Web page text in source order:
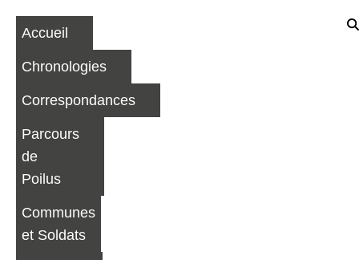
Accueil
Chronologies
Correspondances
Parcours
de
Poilus
Communes
et Soldats